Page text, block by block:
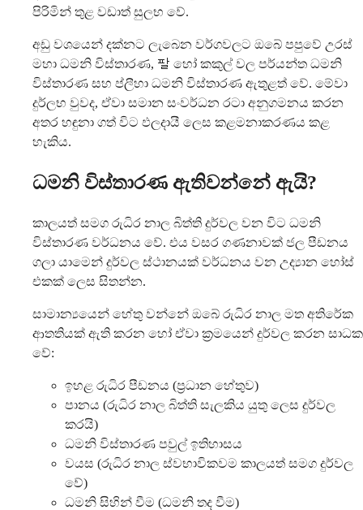
පිරිමින් තුළ වඩාත් සුලභ වේ.
අඩු වශයෙන් දක්නට ලැබෙන වර්ගවලට ඔබේ පපුවේ උරස්
මහා ධමනි විස්තාරණ, 팔 හෝ කකුල් වල පර්යන්ත ධමනි
විස්තාරණ සහ ප්ලීහා ධමනි විස්තාරණ ඇතුළත් වේ. මේවා
දුර්ලභ වුවද, ඒවා සමාන සංවර්ධන රටා අනුගමනය කරන
අතර හඳුනා ගත් විට ඵලදායී ලෙස කළමනාකරණය කළ
හැකිය.
ධමනි විස්තාරණ ඇතිවන්නේ ඇයි?
කාලයත් සමග රුධිර නාල බිත්ති දුර්වල වන විට ධමනි
විස්තාරණ වර්ධනය වේ. එය වසර ගණනාවක් ජල පීඩනය
ගලා යාමෙන් දුර්වල ස්ථානයක් වර්ධනය වන උද්‍යාන හෝස්
එකක් ලෙස සිතන්න.
සාමාන්‍යයෙන් හේතු වන්නේ ඔබේ රුධිර නාල මත අතිරේක
ආතතියක් ඇති කරන හෝ ඒවා ක්‍රමයෙන් දුර්වල කරන සාධක
වේ:
ඉහළ රුධිර පීඩනය (ප්‍රධාන හේතුව)
පානය (රුධිර නාල බිත්ති සැලකිය යුතු ලෙස දුර්වල
කරයි)
ධමනි විස්තාරණ පවුල් ඉතිහාසය
වයස (රුධිර නාල ස්වභාවිකවම කාලයත් සමග දුර්වල
වේ)
ධමනි සිහින් වීම (ධමනි තද වීම)